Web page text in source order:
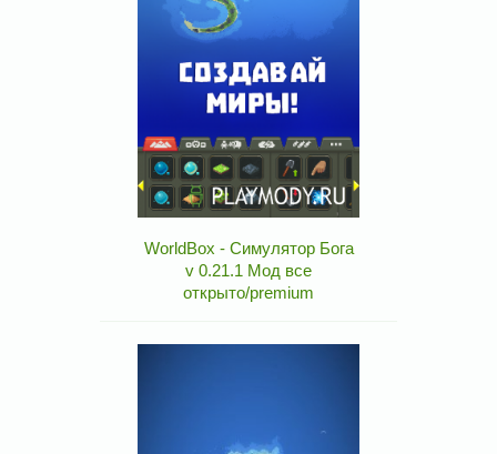
WorldBox - Симулятор Бога
v 0.21.1 Мод все
открыто/premium